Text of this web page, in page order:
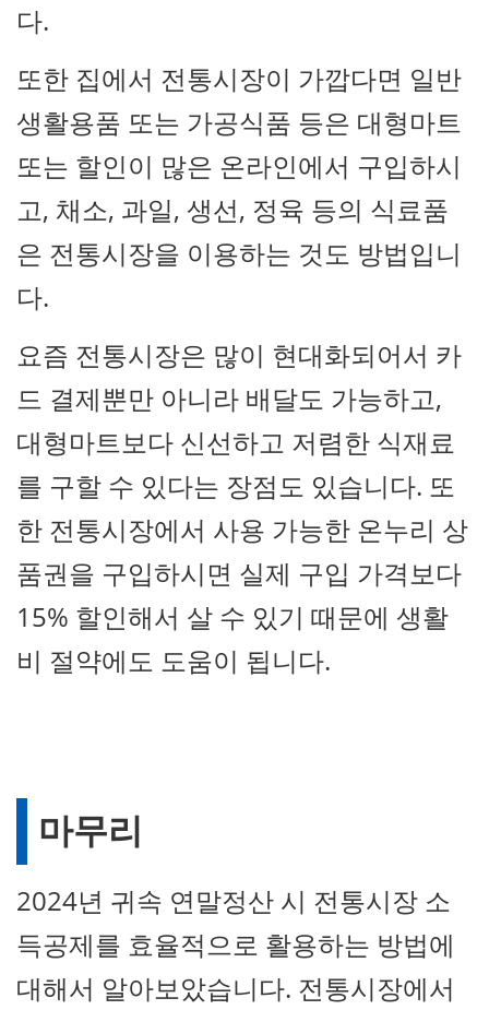
다.
또한 집에서 전통시장이 가깝다면 일반
생활용품 또는 가공식품 등은 대형마트
또는 할인이 많은 온라인에서 구입하시
고, 채소, 과일, 생선, 정육 등의 식료품
은 전통시장을 이용하는 것도 방법입니
다.
요즘 전통시장은 많이 현대화되어서 카
드 결제뿐만 아니라 배달도 가능하고,
대형마트보다 신선하고 저렴한 식재료
를 구할 수 있다는 장점도 있습니다. 또
한 전통시장에서 사용 가능한 온누리 상
품권을 구입하시면 실제 구입 가격보다
15% 할인해서 살 수 있기 때문에 생활
비 절약에도 도움이 됩니다.
마무리
2024년 귀속 연말정산 시 전통시장 소
득공제를 효율적으로 활용하는 방법에
대해서 알아보았습니다. 전통시장에서